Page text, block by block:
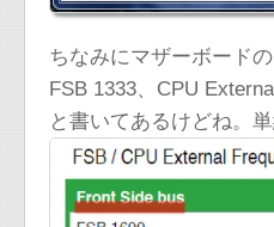
ちなみにマザーボード
FSB 1333、CPU
と書いてあるけどね。